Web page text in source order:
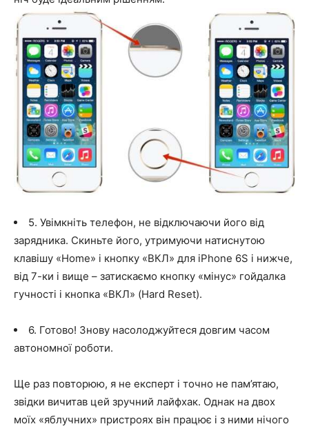
5. Увімкніть телефон, не відключаючи його від
зарядника. Скиньте його, утримуючи натиснутою
клавішу «Home» і кнопку «ВКЛ» для iPhone 6S і нижче,
від 7-ки і вище – затискаємо кнопку «мінус» гойдалка
гучності і кнопка «ВКЛ» (Hard Reset).
6. Готово! Знову насолоджуйтеся довгим часом
автономної роботи.
Ще раз повторюю, я не експерт і точно не пам’ятаю,
звідки вичитав цей зручний лайфхак. Однак на двох
моїх «яблучних» пристроях він працює і з ними нічого